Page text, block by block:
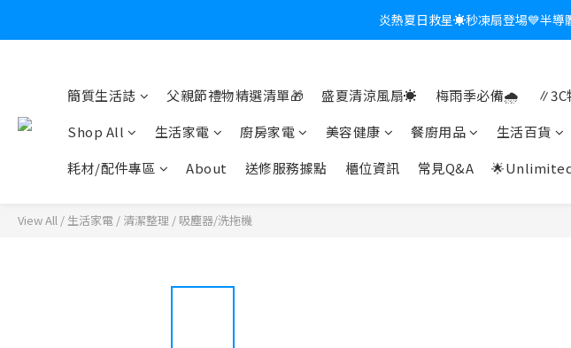
新會員送$100購
炎熱夏日救星☀️秒凍扇登場💙半導
簡質生活誌 父親節禮物精選清單🎁 盛夏清涼風扇☀️ 梅雨季必備🌧️ ∥3C
Shop All
生活家電 廚房家電 美容健康 餐廚用品 生活百貨
耗材/配件專區
About 送修服務據點 櫃位資訊 常見Q&A
View All / 生活家電 / 清潔整理 / 吸塵器/洗拖機